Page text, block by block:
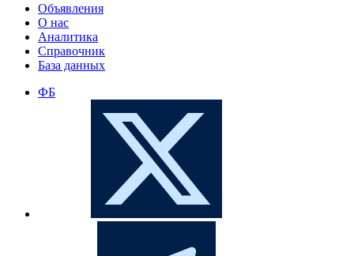
Объявления
О нас
Аналитика
Справочник
База данных
ФБ